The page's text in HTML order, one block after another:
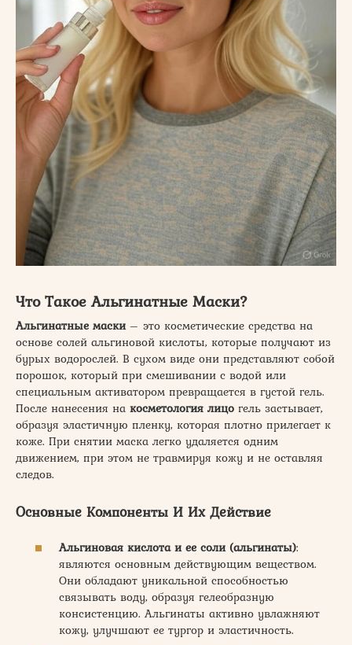
Что Такое Альгинатные Маски?
Альгинатные маски– это косметические средства на
основе солей альгиновой кислоты, которые получают из
бурых водорослей. В сухом виде они представляют собой
порошок, который при смешивании с водой или
специальным активатором превращается в густой гель.
После нанесения на косметология лицо гель застывает,
образуя эластичную пленку, которая плотно прилегает к
коже. При снятии маска легко удаляется одним
движением, при этом не травмируя кожу и не оставляя
следов.
Основные Компоненты И Их Действие
Альгиновая кислота и ее соли (альгинаты):
являются основным действующим веществом.
Они обладают уникальной способностью
связывать воду, образуя гелеобразную
консистенцию. Альгинаты активно увлажняют
кожу, улучшают ее тургор и эластичность.